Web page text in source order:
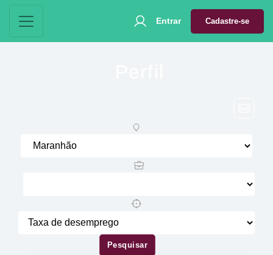
Entrar Cadastre-se
Pesquisar